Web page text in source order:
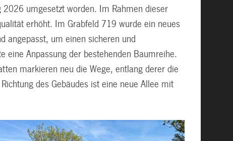
2026 umgesetzt worden. Im Rahmen dieser
erhöht. Im Grabfeld 719 wurde ein neues
angepasst, um einen sicheren und
eine Anpassung der bestehenden Baumreihe.
markieren neu die Wege, entlang derer die
des Gebäudes ist eine neue Allee mit